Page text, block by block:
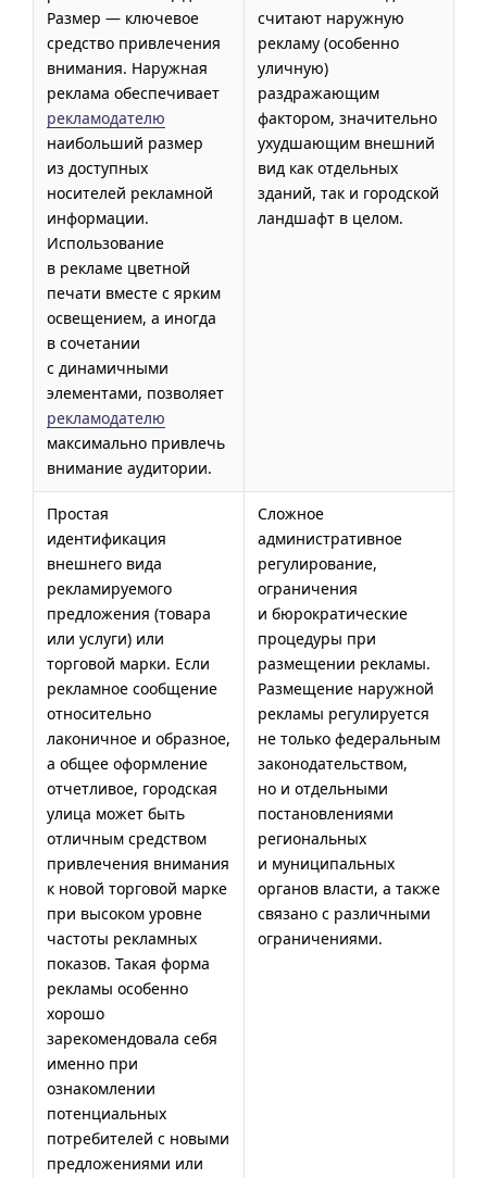
Размер — ключевое
средство привлечения
внимания. Наружная
реклама обеспечивает
рекламодателю
наибольший размер
из доступных
носителей рекламной
информации.
Использование
в рекламе цветной
печати вместе с ярким
освещением, а иногда
в сочетании
с динамичными
элементами, позволяет
рекламодателю
максимально привлечь
внимание аудитории.
считают наружную
рекламу (особенно
уличную)
раздражающим
фактором, значительно
ухудшающим внешний
вид как отдельных
зданий, так и городской
ландшафт в целом.
Простая
идентификация
внешнего вида
рекламируемого
предложения (товара
или услуги) или
торговой марки. Если
рекламное сообщение
относительно
лаконичное и образное,
а общее оформление
отчетливое, городская
улица может быть
отличным средством
привлечения внимания
к новой торговой марке
при высоком уровне
частоты рекламных
показов. Такая форма
рекламы особенно
хорошо
зарекомендовала себя
именно при
ознакомлении
потенциальных
потребителей с новыми
предложениями или
Сложное
административное
регулирование,
ограничения
и бюрократические
процедуры при
размещении рекламы.
Размещение наружной
рекламы регулируется
не только федеральным
законодательством,
но и отдельными
постановлениями
региональных
и муниципальных
органов власти, а также
связано с различными
ограничениями.